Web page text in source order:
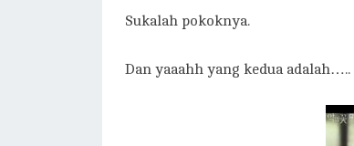
Sukalah pokoknya.
Dan yaaahh yang kedua adalah…..